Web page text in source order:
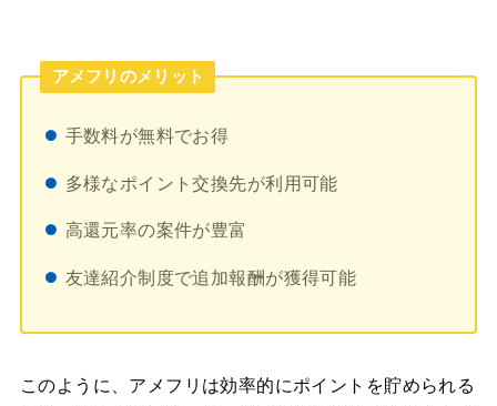
アメフリのメリット
手数料が無料でお得
多様なポイント交換先が利用可能
高還元率の案件が豊富
友達紹介制度で追加報酬が獲得可能
このように、アメフリは効率的にポイントを貯められる